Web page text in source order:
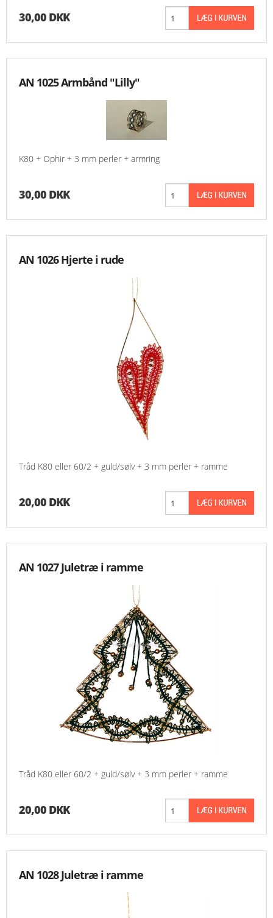
30,00 DKK
AN 1025 Armbånd "Lilly"
K80 + Ophir + 3 mm perler + armring
30,00 DKK
AN 1026 Hjerte i rude
Tråd K80 eller 60/2 + guld/sølv + 3 mm perler + ramme
20,00 DKK
AN 1027 Juletræ i ramme
Tråd K80 eller 60/2 + guld/sølv + 3 mm perler + ramme
20,00 DKK
AN 1028 Juletræ i ramme